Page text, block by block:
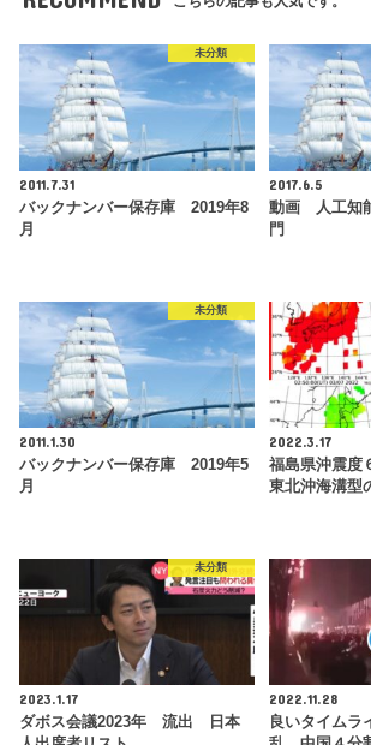
未分類
2011.7.31
バックナンバー保存庫 2019年8
月
2017.6.5
動画 人工知
門
未分類
2011.1.30
バックナンバー保存庫 2019年5
月
2022.3.17
福島県沖震度
東北沖海溝型
未分類
2023.1.17
ダボス会議2023年 流出 日本
2022.11.28
良いタイム